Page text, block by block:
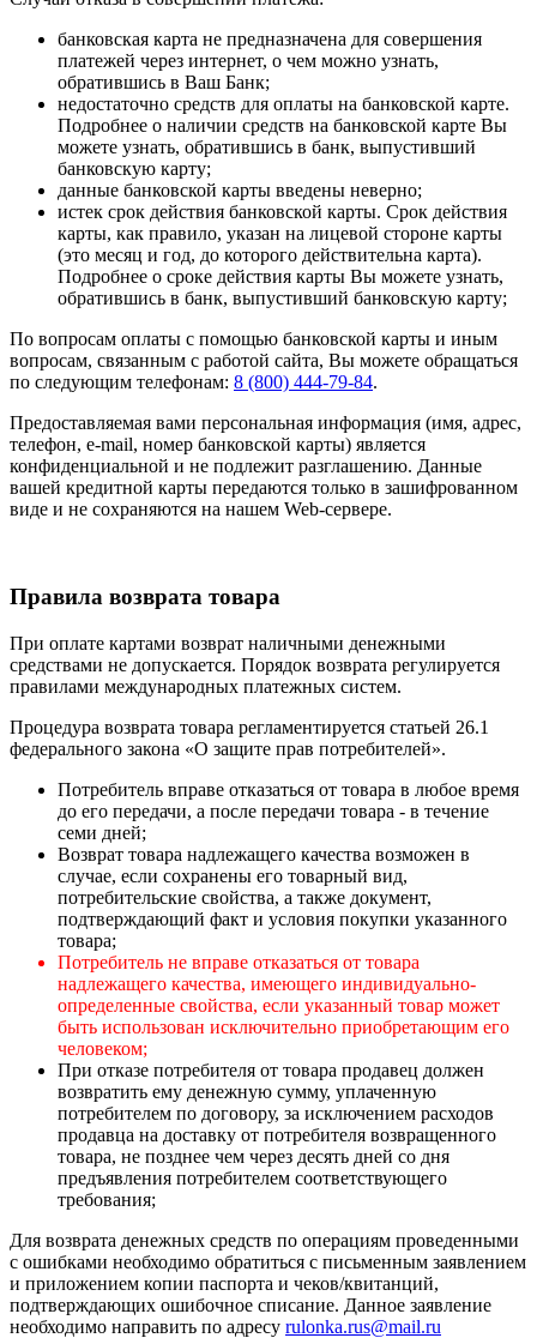
банковская карта не предназначена для совершения
платежей через интернет, о чем можно узнать,
обратившись в Ваш Банк;
недостаточно средств для оплаты на банковской карте.
Подробнее о наличии средств на банковской карте Вы
можете узнать, обратившись в банк, выпустивший
банковскую карту;
данные банковской карты введены неверно;
истек срок действия банковской карты. Срок действия
карты, как правило, указан на лицевой стороне карты
(это месяц и год, до которого действительна карта).
Подробнее о сроке действия карты Вы можете узнать,
обратившись в банк, выпустивший банковскую карту;
По вопросам оплаты с помощью банковской карты и иным
вопросам, связанным с работой сайта, Вы можете обращаться
по следующим телефонам: 8 (800) 444-79-84.
Предоставляемая вами персональная информация (имя, адрес,
телефон, e-mail, номер банковской карты) является
конфиденциальной и не подлежит разглашению. Данные
вашей кредитной карты передаются только в зашифрованном
виде и не сохраняются на нашем Web-сервере.
Правила возврата товара
При оплате картами возврат наличными денежными
средствами не допускается. Порядок возврата регулируется
правилами международных платежных систем.
Процедура возврата товара регламентируется статьей 26.1
федерального закона «О защите прав потребителей».
Потребитель вправе отказаться от товара в любое время
до его передачи, а после передачи товара - в течение
семи дней;
Возврат товара надлежащего качества возможен в
случае, если сохранены его товарный вид,
потребительские свойства, а также документ,
подтверждающий факт и условия покупки указанного
товара;
Потребитель не вправе отказаться от товара
надлежащего качества, имеющего индивидуально-
определенные свойства, если указанный товар может
быть использован исключительно приобретающим его
человеком;
При отказе потребителя от товара продавец должен
возвратить ему денежную сумму, уплаченную
потребителем по договору, за исключением расходов
продавца на доставку от потребителя возвращенного
товара, не позднее чем через десять дней со дня
предъявления потребителем соответствующего
требования;
Для возврата денежных средств по операциям проведенными
с ошибками необходимо обратиться с письменным заявлением
и приложением копии паспорта и чеков/квитанций,
подтверждающих ошибочное списание. Данное заявление
необходимо направить по адресу rulonka.rus@mail.ru